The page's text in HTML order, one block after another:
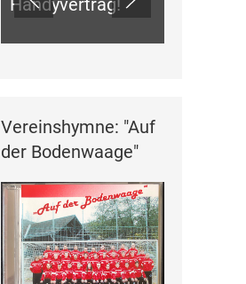
Handyvertrag!
Vereinshymne: "Auf
der Bodenwaage"